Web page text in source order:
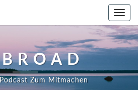
Zum Mitmachen